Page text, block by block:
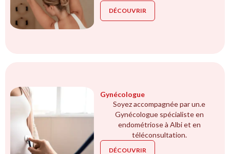
DÉCOUVRIR
Gynécologue
Soyez accompagnée par un.e
Gynécologue spécialiste en
endométriose à Albi et en
téléconsultation.
DÉCOUVRIR